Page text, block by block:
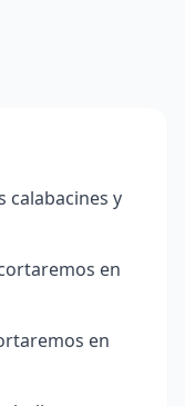
calabacines y
en
en